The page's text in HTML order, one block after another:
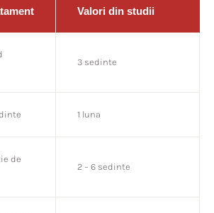
Valori din studii
3 sedinte
1 luna
de
2 – 6 sedinte